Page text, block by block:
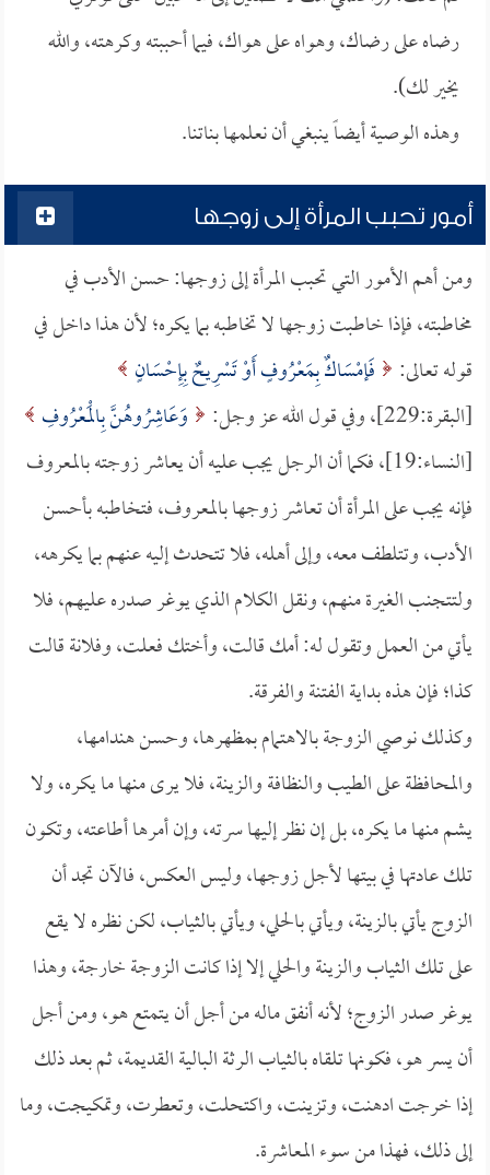
رضاه على رضاك، وهواه على هواك، فيما أحببته وكرهته، والله
يخير لك).
وهذه الوصية أيضاً ينبغي أن نعلمها بناتنا.
أمور تحبب المرأة إلى زوجها
ومن أهم الأمور التي تحبب المرأة إلى زوجها: حسن الأدب في
مخاطبته، فإذا خاطبت زوجها لا تخاطبه بما يكره؛ لأن هذا داخل في
قوله تعالى:
فَإمْسَاكٌ بِمَعْرُوفٍ أَوْ تَسْرِيحٌ بِإِحْسَانٍ
[البقرة:229]، وفي قول الله عز وجل:
وَعَاشِرُوهُنَّ بِالْمَعْرُوفِ
[النساء:19]، فكما أن الرجل يجب عليه أن يعاشر زوجته بالمعروف
فإنه يجب على المرأة أن تعاشر زوجها بالمعروف، فتخاطبه بأحسن
الأدب، وتتلطف معه، وإلى أهله، فلا تتحدث إليه عنهم بما يكرهه،
ولتتجنب الغيرة منهم، ونقل الكلام الذي يوغر صدره عليهم، فلا
يأتي من العمل وتقول له: أمك قالت، وأختك فعلت، وفلانة قالت
كذا؛ فإن هذه بداية الفتنة والفرقة.
وكذلك نوصي الزوجة بالاهتمام بمظهرها، وحسن هندامها،
والمحافظة على الطيب والنظافة والزينة، فلا يرى منها ما يكره، ولا
يشم منها ما يكره، بل إن نظر إليها سرته، وإن أمرها أطاعته، وتكون
تلك عادتها في بيتها لأجل زوجها، وليس العكس، فالآن تجد أن
الزوج يأتي بالزينة، ويأتي بالحلي، ويأتي بالثياب، لكن نظره لا يقع
على تلك الثياب والزينة والحلي إلا إذا كانت الزوجة خارجة، وهذا
يوغر صدر الزوج؛ لأنه أنفق ماله من أجل أن يتمتع هو، ومن أجل
أن يسر هو، فكونها تلقاه بالثياب الرثة البالية القديمة، ثم بعد ذلك
إذا خرجت ادهنت، وتزينت، واكتحلت، وتعطرت، وتمكيجت، وما
إلى ذلك، فهذا من سوء المعاشرة.